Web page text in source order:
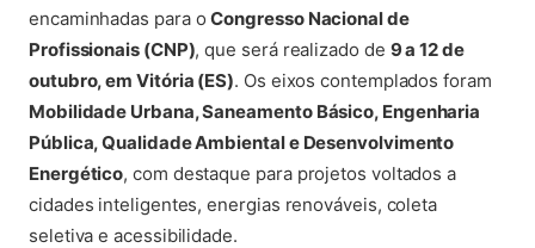
encaminhadas para oCongresso Nacional de
Profissionais (CNP), que será realizado de 9 a 12 de
outubro, em Vitória (ES). Os eixos contemplados foram
Mobilidade Urbana, Saneamento Básico, Engenharia
Pública, Qualidade Ambiental e Desenvolvimento
Energético, com destaque para projetos voltados a
cidades inteligentes, energias renováveis, coleta
seletiva e acessibilidade.